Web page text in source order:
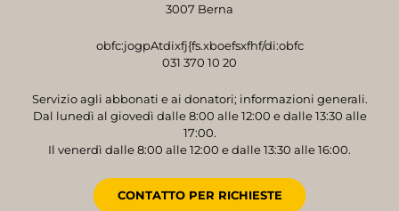
3007 Berna
obfc:jogpAtdixfj{fs.xboefsxfhf/di:obfc
031 370 10 20
Servizio agli abbonati e ai donatori; informazioni generali.
Dal lunedì al giovedì dalle 8:00 alle 12:00 e dalle 13:30 alle
17:00.
Il venerdì dalle 8:00 alle 12:00 e dalle 13:30 alle 16:00.
CONTATTO PER RICHIESTE